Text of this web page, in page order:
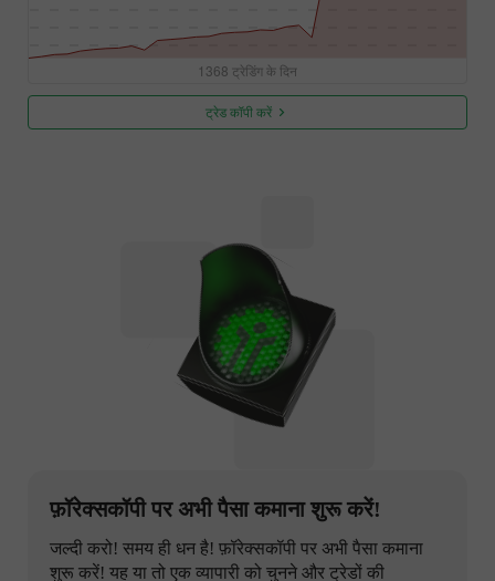
1368 ट्रेडिंग के दिन
ट्रेड कॉपी करें
फ़ॉरेक्सकॉपी पर अभी पैसा कमाना शुरू करें!
जल्दी करो! समय ही धन है! फ़ॉरेक्सकॉपी पर अभी पैसा कमाना
शुरू करें! यह या तो एक व्यापारी को चुनने और ट्रेडों की